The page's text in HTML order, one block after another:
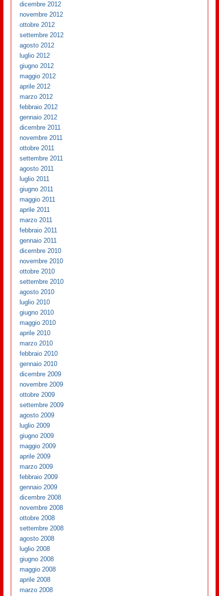
dicembre 2012
novembre 2012
ottobre 2012
settembre 2012
agosto 2012
luglio 2012
giugno 2012
maggio 2012
aprile 2012
marzo 2012
febbraio 2012
gennaio 2012
dicembre 2011
novembre 2011
ottobre 2011
settembre 2011
agosto 2011
luglio 2011
giugno 2011
maggio 2011
aprile 2011
marzo 2011
febbraio 2011
gennaio 2011
dicembre 2010
novembre 2010
ottobre 2010
settembre 2010
agosto 2010
luglio 2010
giugno 2010
maggio 2010
aprile 2010
marzo 2010
febbraio 2010
gennaio 2010
dicembre 2009
novembre 2009
ottobre 2009
settembre 2009
agosto 2009
luglio 2009
giugno 2009
maggio 2009
aprile 2009
marzo 2009
febbraio 2009
gennaio 2009
dicembre 2008
novembre 2008
ottobre 2008
settembre 2008
agosto 2008
luglio 2008
giugno 2008
maggio 2008
aprile 2008
marzo 2008